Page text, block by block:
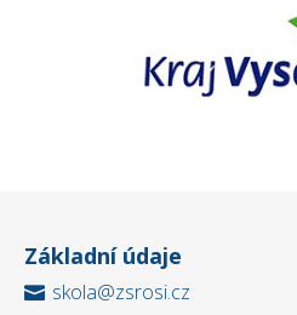
Základní údaje
 skola@zsrosi.cz